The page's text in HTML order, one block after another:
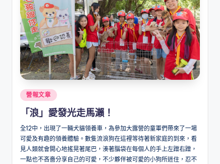
Posted
營報文章
「浪」愛發光走馬瀨！
全12中，出現了一輛犬貓領養車，為參加大露營的童軍們帶來了一場
可愛及有趣的領養體驗。數隻流浪狗在這裡等待著新家庭的到來，看
見人類就會開心地搖晃著尾巴，湊著腦袋在每個人的手上左蹭右蹭，
一點也不吝嗇分享自己的可愛，不少夥伴被可愛的小狗所迷住，忍不